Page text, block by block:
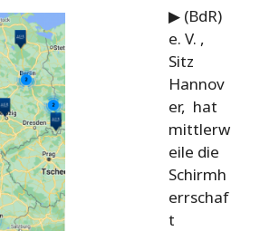
▶ (BdR)
e. V. ,
Sitz
Hannov
er, hat
mittlerw
eile die
Schirmh
errschaf
t